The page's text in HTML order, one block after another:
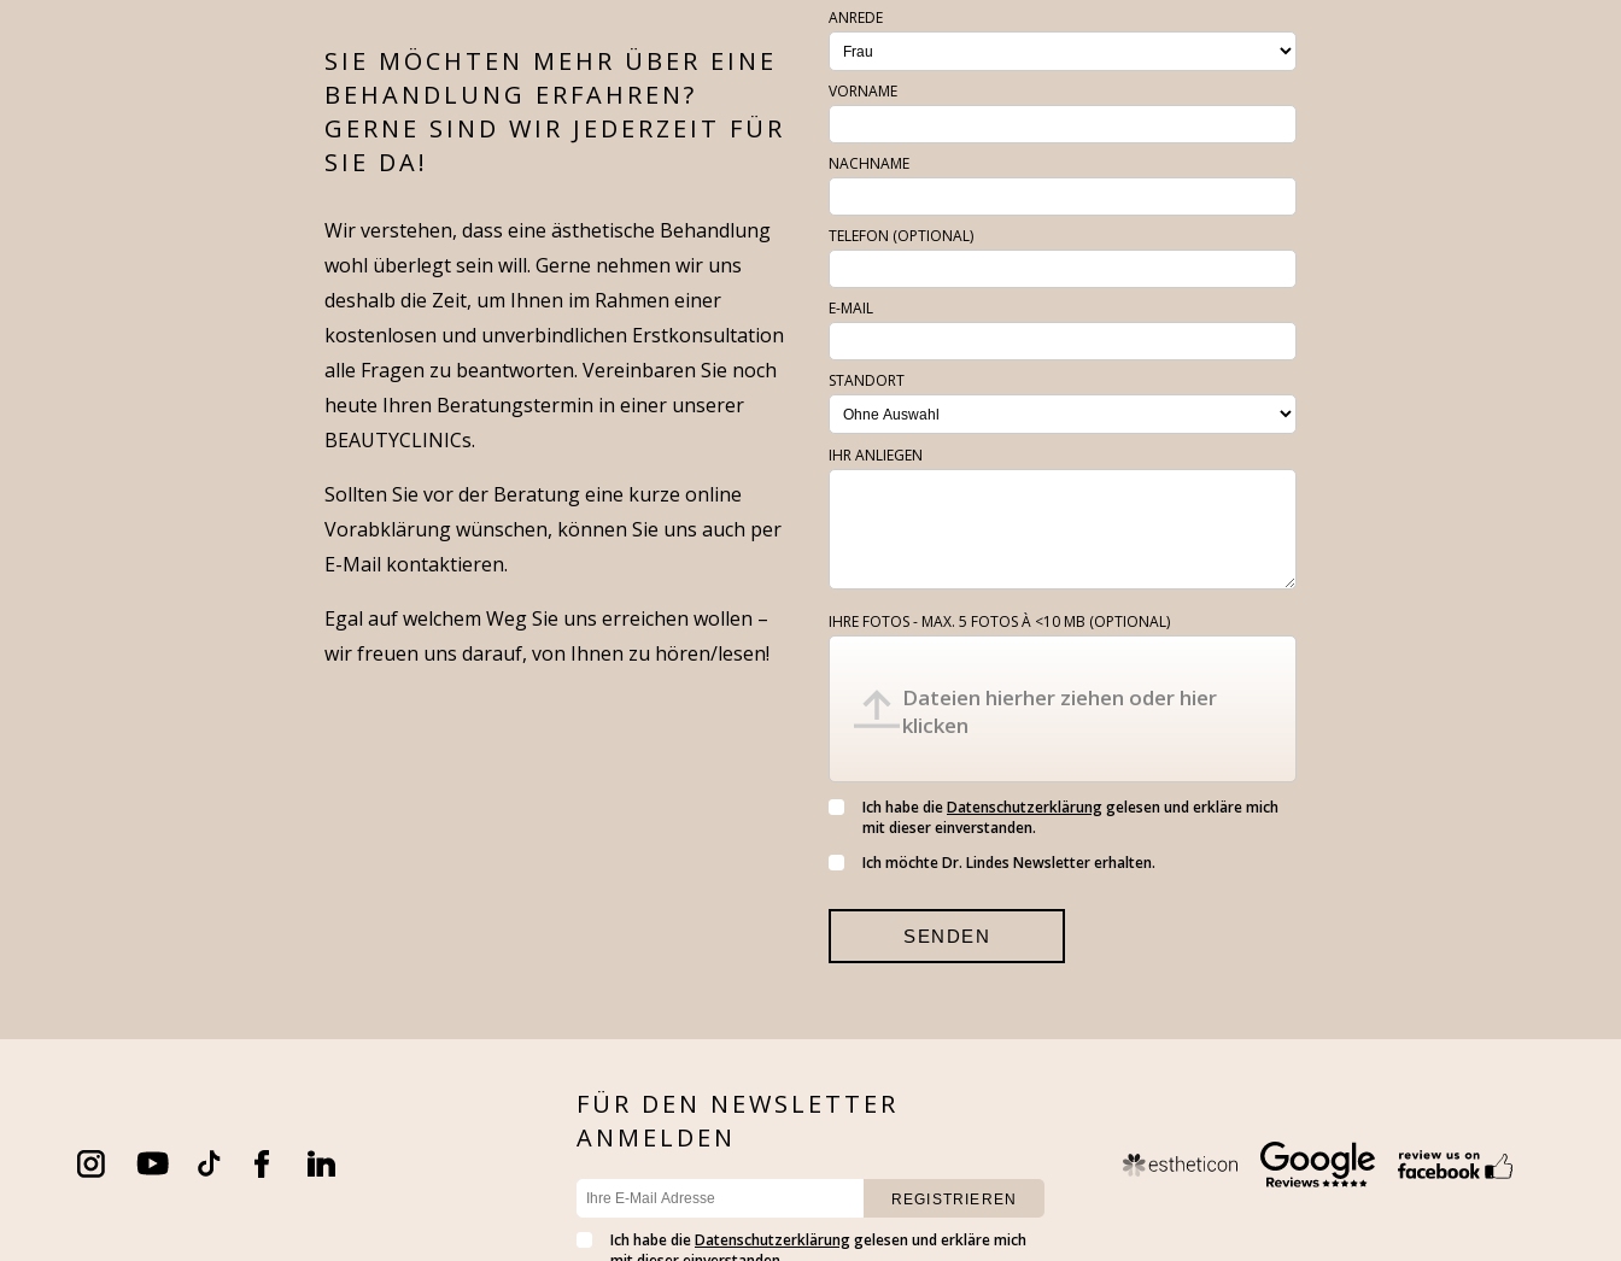
SIE MÖCHTEN MEHR ÜBER EINE
BEHANDLUNG ERFAHREN?
GERNE SIND WIR JEDERZEIT FÜR
SIE DA!
Wir verstehen, dass eine ästhetische Behandlung
wohl überlegt sein will. Gerne nehmen wir uns
deshalb die Zeit, um Ihnen im Rahmen einer
kostenlosen und unverbindlichen Erstkonsultation
alle Fragen zu beantworten. Vereinbaren Sie noch
heute Ihren Beratungstermin in einer unserer
BEAUTYCLINICs.
Sollten Sie vor der Beratung eine kurze online
Vorabklärung wünschen, können Sie uns auch per
E-Mail kontaktieren.
Egal auf welchem Weg Sie uns erreichen wollen –
wir freuen uns darauf, von Ihnen zu hören/lesen!
ANREDE
VORNAME
NACHNAME
TELEFON (OPTIONAL)
E-MAIL
STANDORT
IHR ANLIEGEN
IHRE FOTOS - MAX. 5 FOTOS À <10 MB (OPTIONAL)
Dateien hierher ziehen oder hier
klicken
Ich habe dieDatenschutzerklärunggelesen und erkläre mich
mit dieser einverstanden.
Ich möchte Dr. Lindes Newsletter erhalten.
FÜR DEN NEWSLETTER
ANMELDEN
Ich habe dieDatenschutzerklärunggelesen und erkläre mich